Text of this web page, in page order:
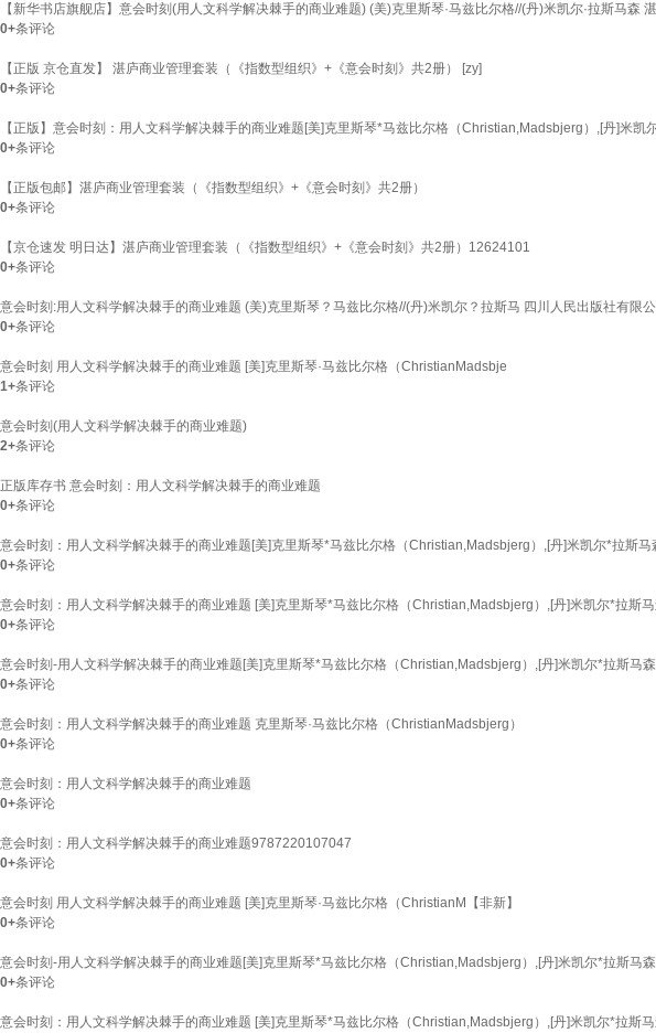
【新华书店旗舰店】意会时刻(用人文科学解决棘手的商业难题) (美)克里斯琴·马兹比尔格//(丹)米凯尔·拉斯马森
0+条评论
【正版 京仓直发】 湛庐商业管理套装（《指数型组织》+《意会时刻》共2册） [zy]
0+条评论
【正版】意会时刻：用人文科学解决棘手的商业难题[美]克里斯琴*马兹比尔格（Christian,Madsbjerg）,[丹]米
0+条评论
【正版包邮】湛庐商业管理套装（《指数型组织》+《意会时刻》共2册）
0+条评论
【京仓速发 明日达】湛庐商业管理套装（《指数型组织》+《意会时刻》共2册）12624101
0+条评论
意会时刻:用人文科学解决棘手的商业难题 (美)克里斯琴？马兹比尔格//(丹)米凯尔？拉斯马 四川人民出版社有限
0+条评论
意会时刻 用人文科学解决棘手的商业难题 [美]克里斯琴·马兹比尔格（ChristianMadsbje
1+条评论
意会时刻(用人文科学解决棘手的商业难题)
2+条评论
正版库存书 意会时刻：用人文科学解决棘手的商业难题
0+条评论
意会时刻：用人文科学解决棘手的商业难题[美]克里斯琴*马兹比尔格（Christian,Madsbjerg）,[丹]米凯尔*拉斯
0+条评论
意会时刻：用人文科学解决棘手的商业难题 [美]克里斯琴*马兹比尔格（Christian,Madsbjerg）,[丹]米凯尔*拉斯
0+条评论
意会时刻-用人文科学解决棘手的商业难题[美]克里斯琴*马兹比尔格（Christian,Madsbjerg）,[丹]米凯尔*拉斯马
0+条评论
意会时刻：用人文科学解决棘手的商业难题 克里斯琴·马兹比尔格（ChristianMadsbjerg）
0+条评论
意会时刻：用人文科学解决棘手的商业难题
0+条评论
意会时刻：用人文科学解决棘手的商业难题9787220107047
0+条评论
意会时刻 用人文科学解决棘手的商业难题 [美]克里斯琴·马兹比尔格（ChristianM【非新】
0+条评论
意会时刻-用人文科学解决棘手的商业难题[美]克里斯琴*马兹比尔格（Christian,Madsbjerg）,[丹]米凯尔*拉斯马
0+条评论
意会时刻：用人文科学解决棘手的商业难题 [美]克里斯琴*马兹比尔格（Christian,Madsbjerg）,[丹]米凯尔*拉斯